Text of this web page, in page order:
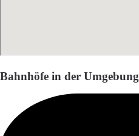
Bahnhöfe in der Umgebung